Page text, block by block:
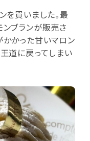
を買いました。最
ブランが販売さ
かった甘いマロン
道に戻ってしまい